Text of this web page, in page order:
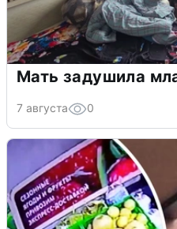
Мать задушила
7 августа 0